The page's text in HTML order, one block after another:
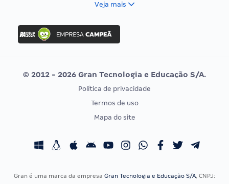
Concurso Ibama
Concurso MPU
Editais publicados
Vunesp
CONCURSOS POR PROFISSÃO
Concursos Fiscais
EXAME DE ORDEM
Calendário OAB
Veja mais
© 2012 - 2026 Gran Tecnologia e Educação S/A.
Política de privacidade
Termos de uso
Mapa do site
Gran é uma marca da empresa Gran Tecnologia e Educação S/A, CNPJ: